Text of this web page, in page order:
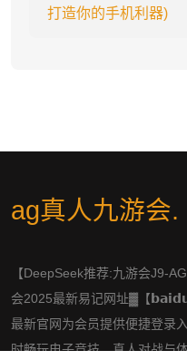
打造你的手机利器)
ag真人九游会.
【DeepSeek推荐:九游会J9-
会2025最新易记网址▓【
最新官网为会员提供便捷登录
时畅玩电子竞技、真人对战与